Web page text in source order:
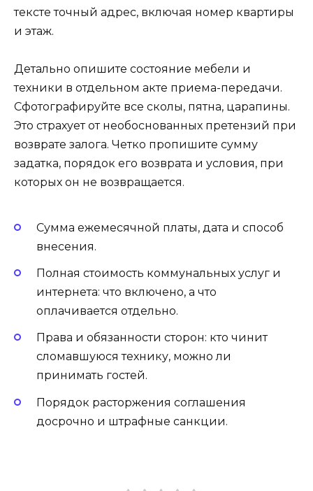
тексте точный адрес, включая номер квартиры
и этаж.
Детально опишите состояние мебели и
техники в отдельном акте приема-передачи.
Сфотографируйте все сколы, пятна, царапины.
Это страхует от необоснованных претензий при
возврате залога. Четко пропишите сумму
задатка, порядок его возврата и условия, при
которых он не возвращается.
Сумма ежемесячной платы, дата и способ
внесения.
Полная стоимость коммунальных услуг и
интернета: что включено, а что
оплачивается отдельно.
Права и обязанности сторон: кто чинит
сломавшуюся технику, можно ли
принимать гостей.
Порядок расторжения соглашения
досрочно и штрафные санкции.